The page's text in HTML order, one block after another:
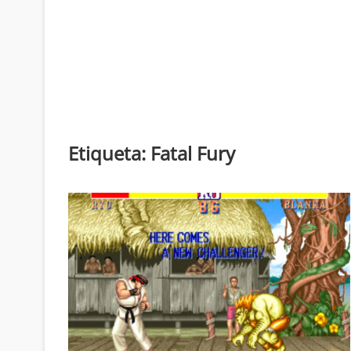
Etiqueta: Fatal Fury